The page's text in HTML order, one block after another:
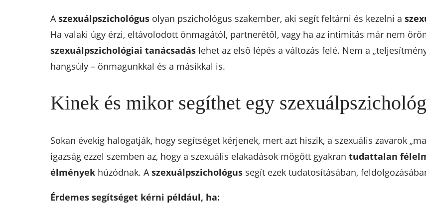
Aszexuálpszichológusolyan pszichológus szakember, aki segít feltárni és kezelni a
Ha valaki úgy érzi, eltávolodott önmagától, partnerétől, vagy ha az intimitás már nem
szexuálpszichológiai tanácsadáslehet az első lépés a változás felé. Nem a
hangsúly – önmagunkkal és a másikkal is.
Kinek és mikor segíthet egy
Sokan évekig halogatják, hogy segítséget kérjenek, mert azt hiszik, a szexuális zavarok
igazság ezzel szemben az, hogy a szexuális elakadások mögött gyakran tudattalan
élményekhúzódnak. A szexuálpszichológussegít ezek tudatosításában,
Érdemes segítséget kérni például, ha: